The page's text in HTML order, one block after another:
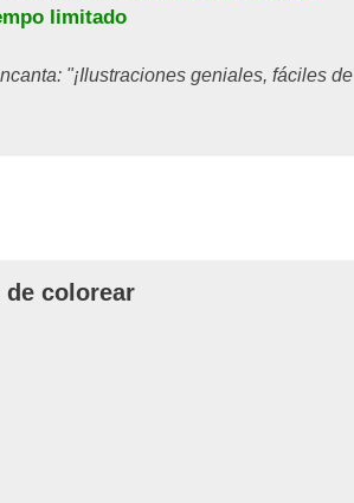
limitado
"¡Ilustraciones geniales, fáciles de
colorear